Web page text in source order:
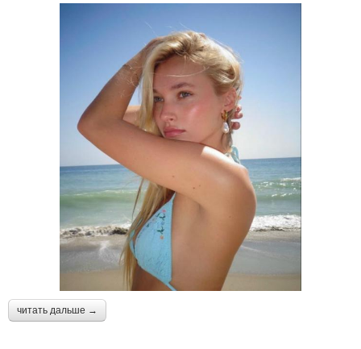
читать дальше →